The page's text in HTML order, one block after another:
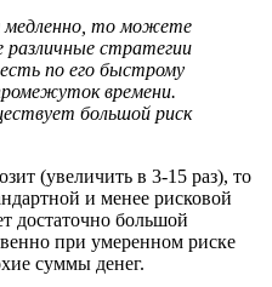
медленно, то можете
стратегии
по его быстрому
времени.
большой риск
(увеличить в 3-15 раз), то
и менее рисковой
достаточно большой
при умеренном риске
суммы денег.